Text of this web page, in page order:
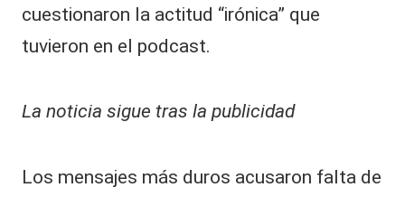
cuestionaron la actitud “irónica” que
tuvieron en el podcast.
La noticia sigue tras la publicidad
Los mensajes más duros acusaron falta de